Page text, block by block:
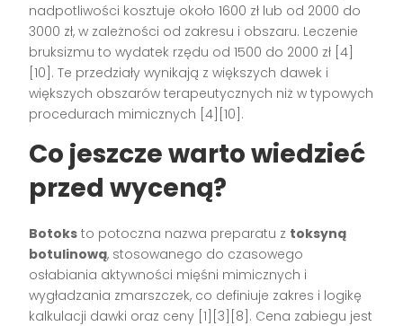
nadpotliwości kosztuje około 1600 zł lub od 2000 do
3000 zł, w zależności od zakresu i obszaru. Leczenie
bruksizmu to wydatek rzędu od 1500 do 2000 zł [4]
[10]. Te przedziały wynikają z większych dawek i
większych obszarów terapeutycznych niż w typowych
procedurach mimicznych [4][10].
Co jeszcze warto wiedzieć
przed wyceną?
Botoks to potoczna nazwa preparatu z toksyną
botulinową, stosowanego do czasowego
osłabiania aktywności mięśni mimicznych i
wygładzania zmarszczek, co definiuje zakres i logikę
kalkulacji dawki oraz ceny [1][3][8]. Cena zabiegu jest